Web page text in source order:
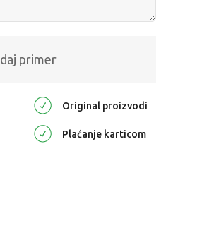
primer
Original proizvodi
Plaćanje karticom